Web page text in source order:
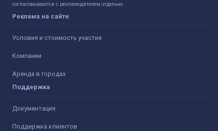
согласовываются с рекламодателем отдельно.
Реклама на сайте
Условия и стоимость участия
Компании
Аренда в городах
Поддержка
Документация
Поддержка клиентов